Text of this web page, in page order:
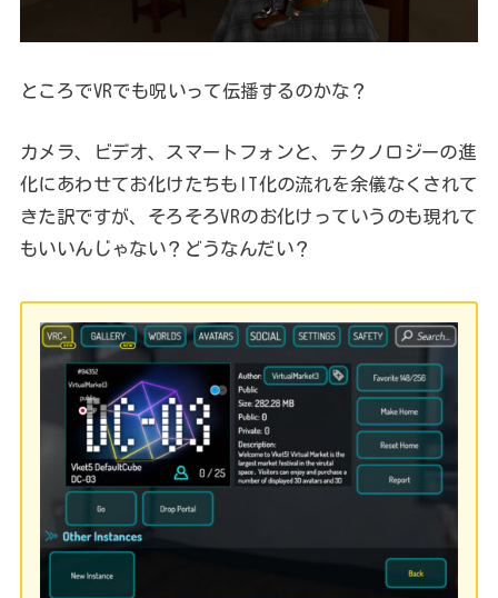
ところでVRでも呪いって伝播するのかな？
カメラ、ビデオ、スマートフォンと、テクノロジーの進
化にあわせてお化けたちもIT化の流れを余儀なくされて
きた訳ですが、そろそろVRのお化けっていうのも現れて
もいいんじゃない？どうなんだい？